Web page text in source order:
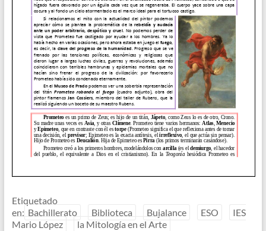
Etiquetado
en: Bachillerato Biblioteca Bujalance ESO
IES
Mario López
la Mitología en el Arte